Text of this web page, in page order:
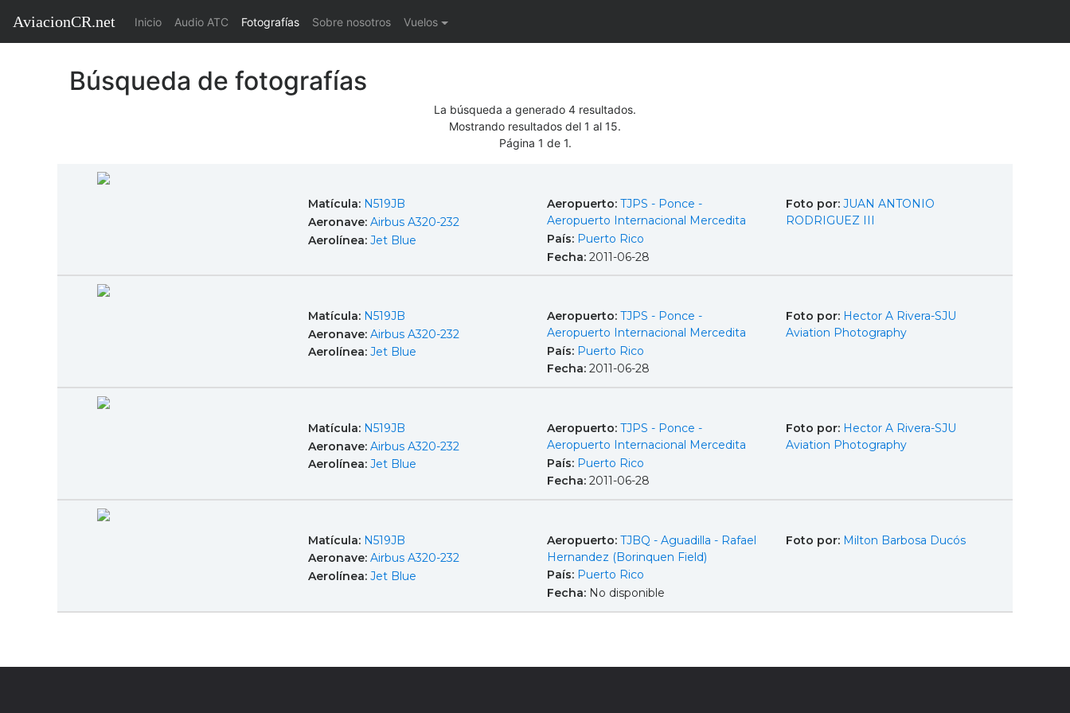
AviacionCR.net Inicio(current)
Audio ATC Fotografías Sobre nosotros Vuelos
Búsqueda de fotografías
La búsqueda a generado 4 resultados.
Mostrando resultados del 1 al 15.
Página 1 de 1.
Matícula: N519JB
Aeronave: Airbus A320-232
Aerolínea: Jet Blue
Aeropuerto: TJPS - Ponce -
Aeropuerto Internacional Mercedita
País: Puerto Rico
Fecha: 2011-06-28
Foto por: JUAN ANTONIO
RODRIGUEZ III
Matícula: N519JB
Aeronave: Airbus A320-232
Aerolínea: Jet Blue
Aeropuerto: TJPS - Ponce -
Aeropuerto Internacional Mercedita
País: Puerto Rico
Fecha: 2011-06-28
Foto por: Hector A Rivera-SJU
Aviation Photography
Matícula: N519JB
Aeronave: Airbus A320-232
Aerolínea: Jet Blue
Aeropuerto: TJPS - Ponce -
Aeropuerto Internacional Mercedita
País: Puerto Rico
Fecha: 2011-06-28
Foto por: Hector A Rivera-SJU
Aviation Photography
Matícula: N519JB
Aeronave: Airbus A320-232
Aerolínea: Jet Blue
Aeropuerto: TJBQ - Aguadilla - Rafael
Hernandez (Borinquen Field)
País: Puerto Rico
Fecha: No disponible
Foto por: Milton Barbosa Ducós